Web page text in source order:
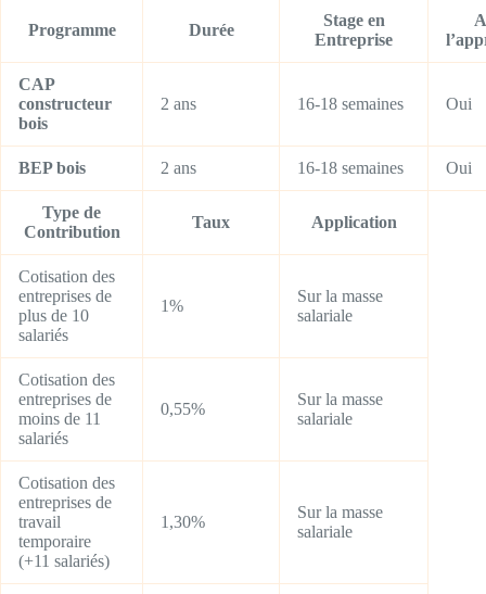
Programme Durée
Stage en
Entreprise
CAP
constructeur
bois
2 ans 16-18 semaines Oui
BEP bois 2 ans 16-18 semaines Oui
Type de
Contribution
Taux Application
Cotisation des
entreprises de
plus de 10
salariés
1%
Sur la masse
salariale
Cotisation des
entreprises de
moins de 11
salariés
0,55%
Sur la masse
salariale
Cotisation des
entreprises de
travail
temporaire
(+11 salariés)
1,30%
Sur la masse
salariale